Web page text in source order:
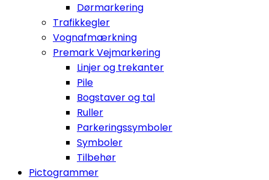
Dørmarkering
Trafikkegler
Vognafmærkning
Premark Vejmarkering
Linjer og trekanter
Pile
Bogstaver og tal
Ruller
Parkeringssymboler
Symboler
Tilbehør
Pictogrammer